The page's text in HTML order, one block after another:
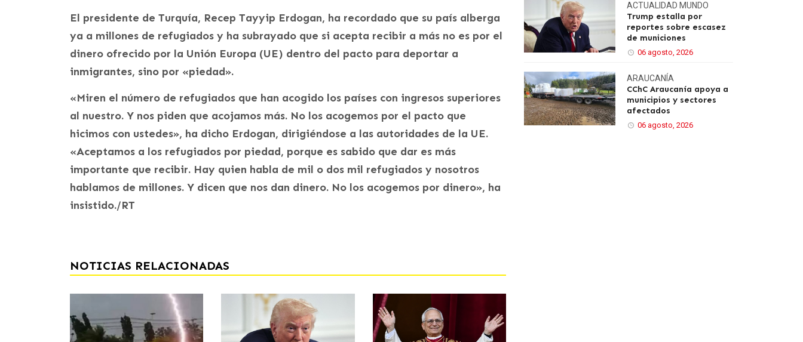
El presidente de Turquía, Recep Tayyip Erdogan, ha recordado que su país alberga
ya a millones de refugiados y ha subrayado que si acepta recibir a más no es por el
dinero ofrecido por la Unión Europa (UE) dentro del pacto para deportar a
inmigrantes, sino por «piedad».
«Miren el número de refugiados que han acogido los países con ingresos superiores
al nuestro. Y nos piden que acojamos más. No los acogemos por el pacto que
hicimos con ustedes», ha dicho Erdogan, dirigiéndose a las autoridades de la UE.
«Aceptamos a los refugiados por piedad, porque es sabido que dar es más
importante que recibir. Hay quien habla de mil o dos mil refugiados y nosotros
hablamos de millones. Y dicen que nos dan dinero. No los acogemos por dinero», ha
insistido./RT
NOTICIAS RELACIONADAS
ACTUALIDAD MUNDO
Trump estalla por
reportes sobre escasez
de municiones
06 agosto, 2026
ARAUCANÍA
CChC Araucanía apoya a
municipios y sectores
afectados
06 agosto, 2026